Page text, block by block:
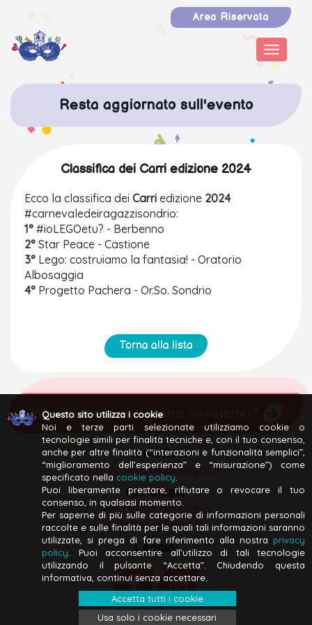
Area Riservata
Toggle
Resta aggiornato sull'evento
Classifica dei Carri edizione 2024
Ecco la classifica dei Carri edizione 2024
#carnevaledeiragazzisondrio:
1° #ioLEGOetu? - Berbenno
2° Star Peace - Castione
3° Lego: costruiamo la fantasia! - Oratorio
Albosaggia
4° Progetto Pachera - Or.So. Sondrio
Torna alla lista
Vuoi iscriverti alla nostra newsletter?
Contattaci
info@carnevaledeiragazzi.it
Chi siamo
Parrocchia di Sondrio
Comune di Sondrio
I social
Questo sito utilizza i cookie
Noi e terze parti selezionate utilizziamo cookie o
tecnologie simili per finalità tecniche e, con il tuo consenso,
anche per altre finalità (“interazioni e funzionalità semplici”,
“miglioramento dell'esperienza” e “misurazione”) come
specificato nella cookie policy
Puoi liberamente prestare, rifiutare o revocare il tuo
consenso, in qualsiasi momento.
Per saperne di più sulle categorie di informazioni personali
raccolte e sulle finalità per le quali tali informazioni saranno
utilizzate, si prega di fare riferimento alla nostra privacy
policy . Puoi acconsentire all’utilizzo di tali tecnologie
utilizzando il pulsante “Accetta”. Chiudendo questa
informativa, continui senza accettare.
Accetta tutti i cookie
Usa solo i cookie necessari